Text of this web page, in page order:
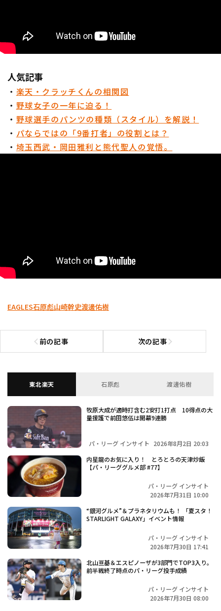
人気記事
・ 楽天・クラッチくんの相関図
・ 野球女子の一年に迫る！
・ 野球選手のパンツの種類（スタイル）を解説！
・ パならではの「9番打者」の役割とは？
・ 埼玉西武・岡田雅利と熊代聖人の覚悟。
EAGLES石原彪山崎幹史渡邊佑樹
前の記事
前の記事へ 次の記事次の記事へ
東北楽天 石原彪 渡邊佑樹
牧原大成が適時打含む2安打1打点 10得点の大
量援護で前田悠伍は開幕9連勝
パ・リーグ インサイト 2026年8月2日 20:03
内星龍のお気に入り！ とろとろの天津炒飯
【パ・リーググルメ部 #77】
パ・リーグ インサイト
2026年7月31日 10:00
“銀河グルメ”＆プラネタリウムも！ 「夏スタ！
STARLIGHT GALAXY」イベント情報
パ・リーグ インサイト
2026年7月30日 17:41
北山亘基＆エスピノーザが3部門でTOP3入り。
前半戦終了時点のパ・リーグ投手成績
パ・リーグ インサイト
2026年7月30日 08:00